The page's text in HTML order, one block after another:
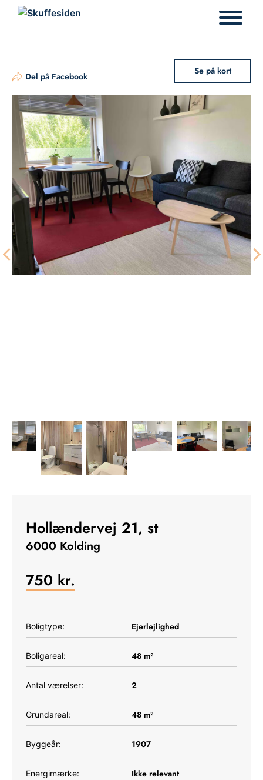
Del på Facebook Se på kort
Hollændervej 21, st
6000 Kolding
750 kr.
Boligtype: Ejerlejlighed
Boligareal: 48 m²
Antal værelser: 2
Grundareal: 48 m²
Byggeår: 1907
Energimærke: Ikke relevant